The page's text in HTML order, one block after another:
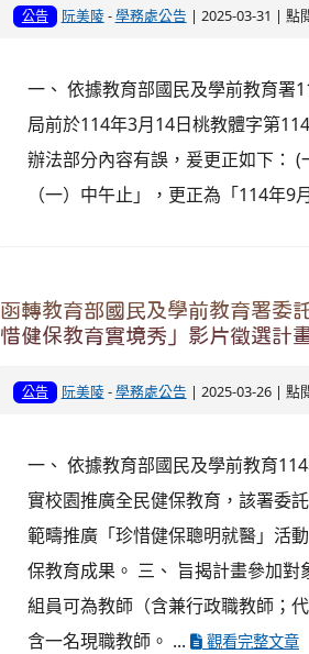
公告 阮美陵-學務處公告 | 2025-03-31 | 點
一、 依據教育部國民及學前教育署
局前於114年3月14日桃教體字第
辦法部分內容有誤，爰更正如下：
（一）中午止」，更正為「114年
函轉教育部國民及學前教育署委
惜健保教育實境秀」影片徵選計
公告 阮美陵-學務處公告 | 2025-03-26 | 點
一、 依據教育部國民及學前教育
實校園推廣全民健保教育，該署委
範疇推廣「珍惜健保聰明就醫」活
保教育成果。 三、 旨揭計畫參加
組員可為教師（含兼行政職教師；
含一名現職教師。 ...
觀看完整文章